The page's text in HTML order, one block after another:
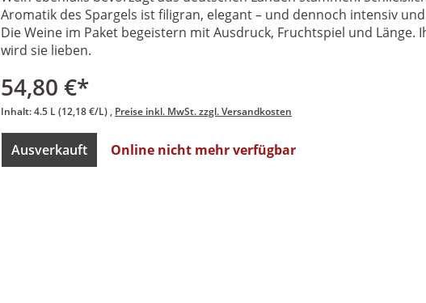
Aromatik des Spargels ist filigran, elegant – und dennoch intensiv
Die Weine im Paket begeistern mit Ausdruck, Fruchtspiel und Länge.
wird sie lieben.
54,80 €*
Inhalt:4.5 L(12,18 €/L) Preise inkl. MwSt. zzgl. Versandkosten
Ausverkauft Online nicht mehr verfügbar